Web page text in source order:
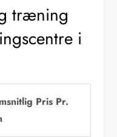
træning
i
Pris Pr.